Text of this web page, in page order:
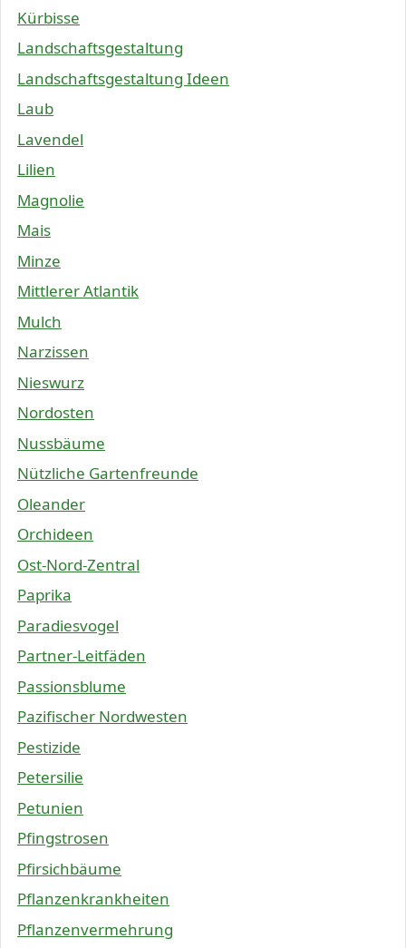
Kürbisse
Landschaftsgestaltung
Landschaftsgestaltung Ideen
Laub
Lavendel
Lilien
Magnolie
Mais
Minze
Mittlerer Atlantik
Mulch
Narzissen
Nieswurz
Nordosten
Nussbäume
Nützliche Gartenfreunde
Oleander
Orchideen
Ost-Nord-Zentral
Paprika
Paradiesvogel
Partner-Leitfäden
Passionsblume
Pazifischer Nordwesten
Pestizide
Petersilie
Petunien
Pfingstrosen
Pfirsichbäume
Pflanzenkrankheiten
Pflanzenvermehrung